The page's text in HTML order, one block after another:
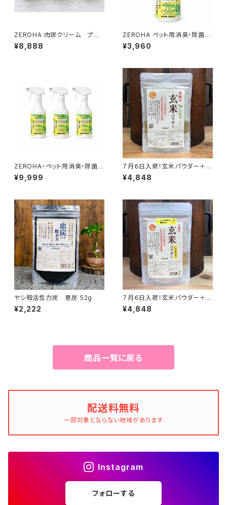
ZEROHA 肉球クリーム プレ
ーン(無香料)タイプ 犬猫用
約33g×3個セット
¥8,888
ZEROHA ペット用消臭・除菌ス
プレー レモンユーカリタイ
プ 約520ml
¥3,960
ZEROHA・ペット用消臭・除菌ス
プレー レモンユーカリタイ
プ 約520ml×3本セット
¥9,999
７月６日入荷！玄米パウダー＋京
抹茶 500g
¥4,848
ヤシ殻活性力炭 恵炭 52g
¥2,222
７月６日入荷！玄米パウダー＋じ
ゃばら果皮入り 500g
¥4,848
商品一覧に戻る
配送料無料
一部対象とならない地域があります
Instagram
フォローする